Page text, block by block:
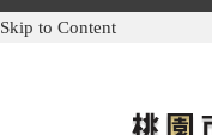
Skip to Content